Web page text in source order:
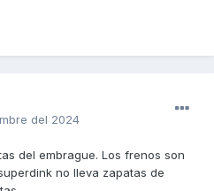
del 2024
del embrague. Los frenos son
no lleva zapatas de